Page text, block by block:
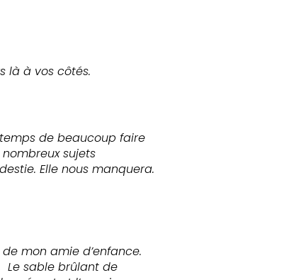
là à vos côtés.
temps de beaucoup faire
sujets
Elle nous manquera.
mon amie d’enfance.
Le sable brûlant de